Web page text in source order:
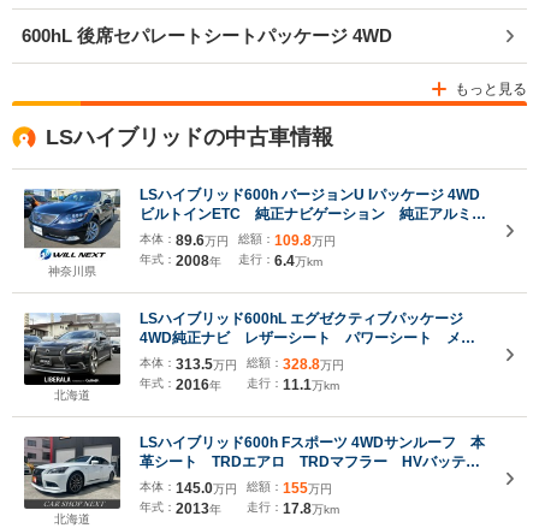
600hL 後席セパレートシートパッケージ 4WD
もっと見る
LSハイブリッドの中古車情報
神奈川県
LSハイブリッド600h バージョンU Iパッケージ 4WD
ビルトインETC 純正ナビゲーション 純正アルミホ
イール バックカメラ 全席パワーシート 4席独立
温度調整オートエアコン 全席シートヒーターベンチ
レーション 電動リヤサイドサンシェード パワート
ランク
本体： 89.6万円
年式： 2008年
総額： 109.8万円
走行： 6.4万km
北海道
LSハイブリッド600hL エグゼクティブパッケージ
4WD純正ナビ レザーシート パワーシート メモ
リーシート シートヒーター ベンチレーションシー
ト レーダークルーズコントロール ステアリングヒ
ーター LKA BSM フルセグTV CD DVD
Bluetooth ブルーレイ
本体： 313.5万円
年式： 2016年
総額： 328.8万円
走行： 11.1万km
北海道
LSハイブリッド600h Fスポーツ 4WDサンルーフ 本
革シート TRDエアロ TRDマフラー HVバッテリ
ー交換済 マークレビンソン エンジンスターター
360°ドライブレコーダー トランクスポイラー
本体： 145.0万円
年式： 2013年
総額： 155万円
走行： 17.8万km